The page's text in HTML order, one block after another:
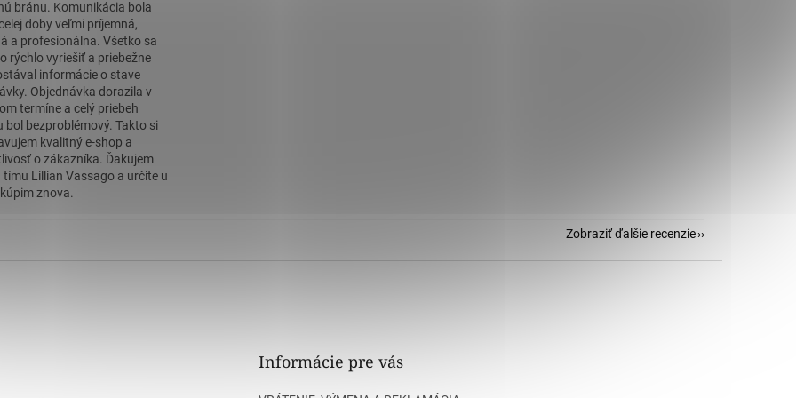
bránu. Komunikácia bola
doby veľmi príjemná,
a profesionálna. Všetko sa
rýchlo vyriešiť a priebežne
informácie o stave
Objednávka dorazila v
termíne a celý priebeh
bol bezproblémový. Takto si
kvalitný e-shop a
o zákazníka. Ďakujem
tímu Lillian Vassago a určite u
znova.
Zobraziť ďalšie recenzie
Informácie pre vás